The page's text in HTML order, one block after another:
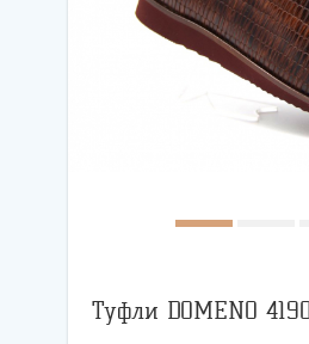
Туфли DOMENO